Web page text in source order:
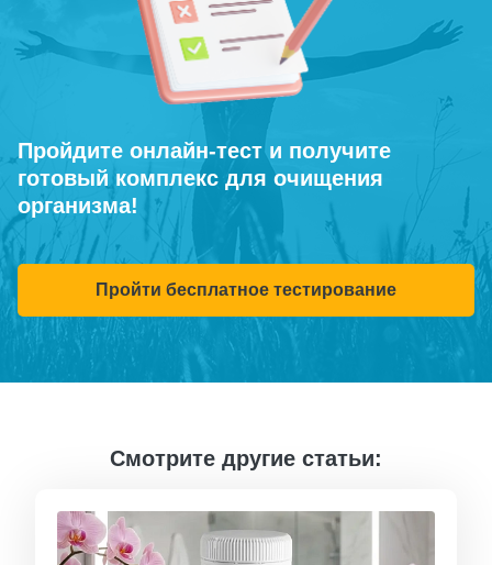
Пройдите онлайн-тест и получите
готовый комплекс для очищения
организма!
Пройти бесплатное тестирование
Смотрите другие статьи: